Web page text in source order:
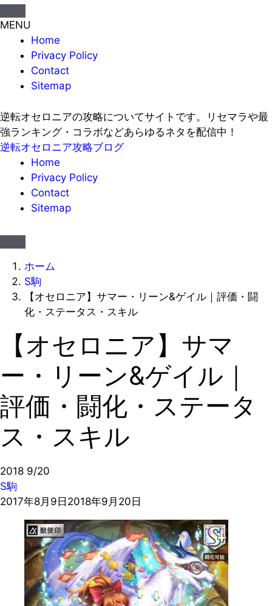
MENU
Home
Privacy Policy
Contact
Sitemap
逆転オセロニアの攻略についてサイトです。リセマラや最
強ランキング・コラボなどあらゆるネタを配信中！
逆転オセロニア攻略ブログ
Home
Privacy Policy
Contact
Sitemap
ホーム
S駒
【オセロニア】サマー・リーン&ゲイル｜評価・闘
化・ステータス・スキル
【オセロニア】サマ
ー・リーン&ゲイル｜
評価・闘化・ステータ
ス・スキル
2018 9/20
S駒
2017年8月9日 2018年9月20日